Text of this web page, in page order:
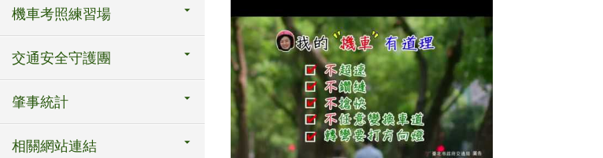
機車考照練習場
交通安全守護團
肇事統計
相關網站連結